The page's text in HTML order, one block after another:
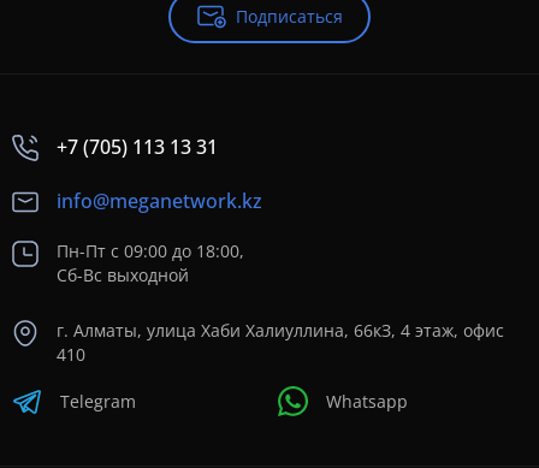
Подписаться
+7 (705) 113 13 31
info@meganetwork.kz
Пн-Пт с 09:00 до 18:00,
Сб-Вс выходной
г. Алматы, улица Хаби Халиуллина, 66кЗ, 4 этаж, офис
410
Telegram Whatsapp